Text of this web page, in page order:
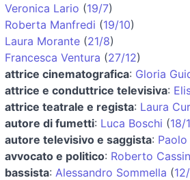
Veronica Lario (19/7)
Roberta Manfredi (19/10)
Laura Morante (21/8)
Francesca Ventura (27/12)
attrice cinematografica: Gloria
attrice e conduttrice televisiva:
attrice teatrale e regista: Laura
autore di fumetti: Luca Boschi (18/1
autore televisivo e saggista:
avvocato e politico: Roberto
bassista: Alessandro Sommella (